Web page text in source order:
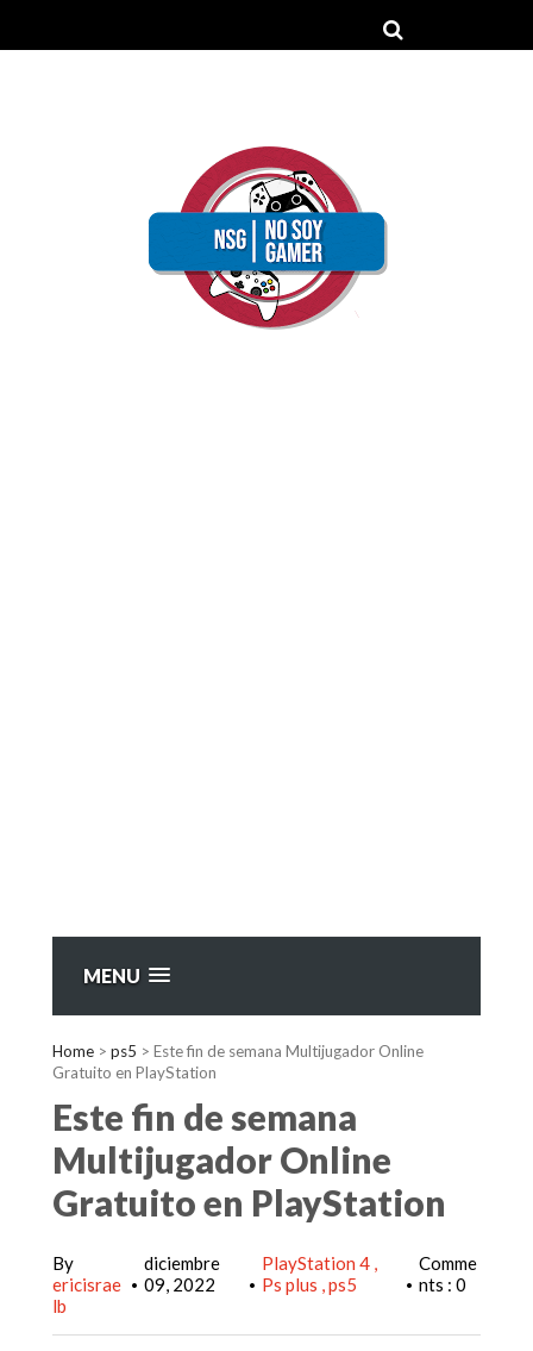
MENU
Home > ps5 > Este fin de semana Multijugador Online
Gratuito en PlayStation
Este fin de semana
Multijugador Online
Gratuito en PlayStation
By
ericisrae
lb
•
diciembre
09, 2022
•
PlayStation 4
Ps plus ps5 •
Comme
nts : 0